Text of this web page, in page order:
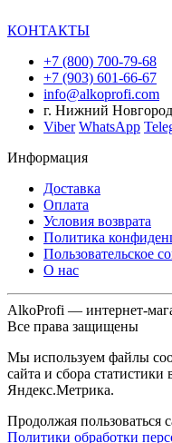
КОНТАКТЫ
+7 (800) 700-79-68
+7 (903) 601-66-67
info@alkoprofi.com
г. Нижний
Viber WhatsApp
Информация
Доставка
Оплата
Условия возврата
Политика
Пользовательское
О нас
AlkoProfi — интернет-
Все права защищены
Мы используем файлы
сайта и сбора
Яндекс.Метрика.
Продолжая пользоваться
Политики обработки